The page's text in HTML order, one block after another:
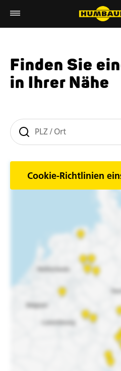
Finden Sie
in Ihrer Nähe
Cookie-Richtlinien